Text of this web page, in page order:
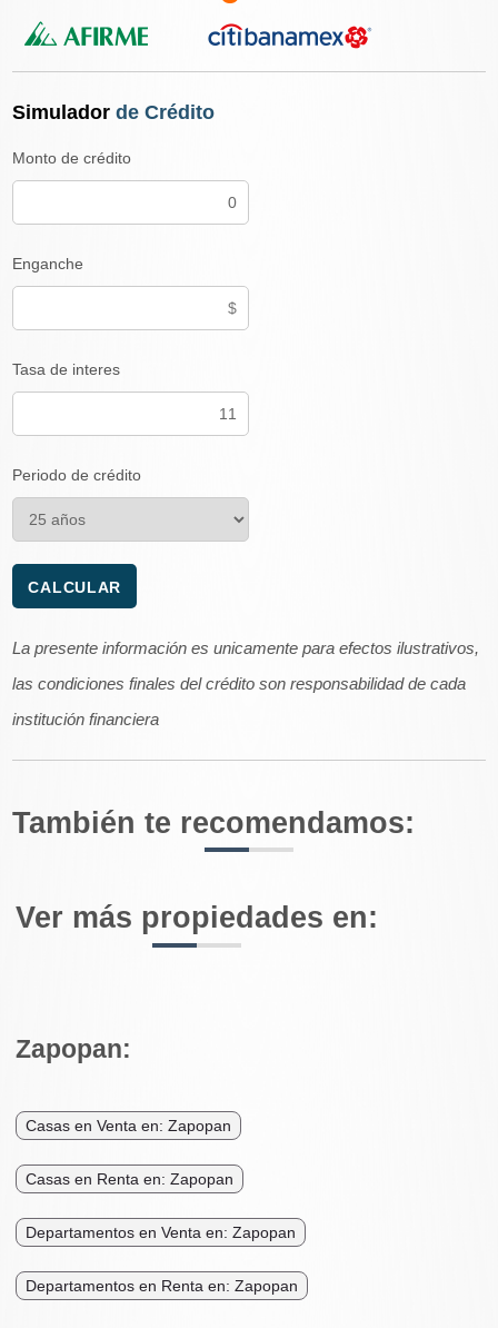
Simulador de Crédito
Monto de crédito
Enganche
Tasa de interes
Periodo de crédito
La presente información es unicamente para efectos ilustrativos,
las condiciones finales del crédito son responsabilidad de cada
institución financiera
También te recomendamos:
Ver más propiedades en:
Zapopan:
Casas en Venta en: Zapopan
Casas en Renta en: Zapopan
Departamentos en Venta en: Zapopan
Departamentos en Renta en: Zapopan